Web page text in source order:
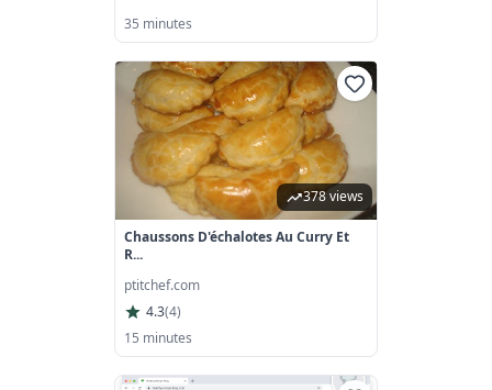
35 minutes
378 views
Chaussons D'échalotes Au Curry Et
R...
ptitchef.com
4.3(4)
15 minutes